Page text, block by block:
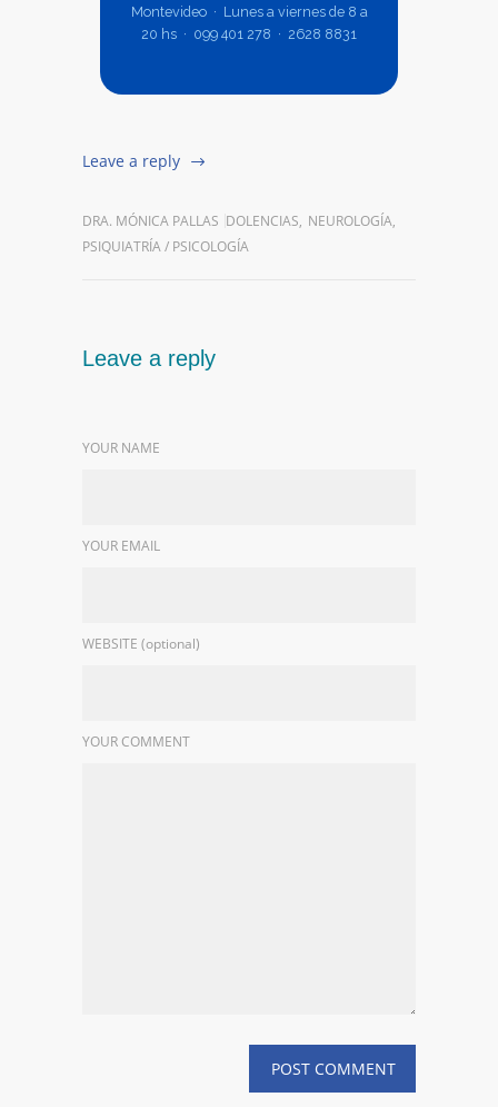
Montevideo · Lunes a viernes de 8 a
20 hs · 099 401 278 · 2628 8831
Leave a reply
DRA. MÓNICA PALLAS DOLENCIAS, NEUROLOGÍA,
PSIQUIATRÍA / PSICOLOGÍA
Leave a reply
YOUR NAME
YOUR EMAIL
WEBSITE (optional)
YOUR COMMENT